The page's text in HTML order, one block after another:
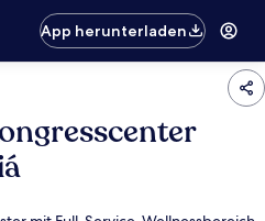
App herunterladen